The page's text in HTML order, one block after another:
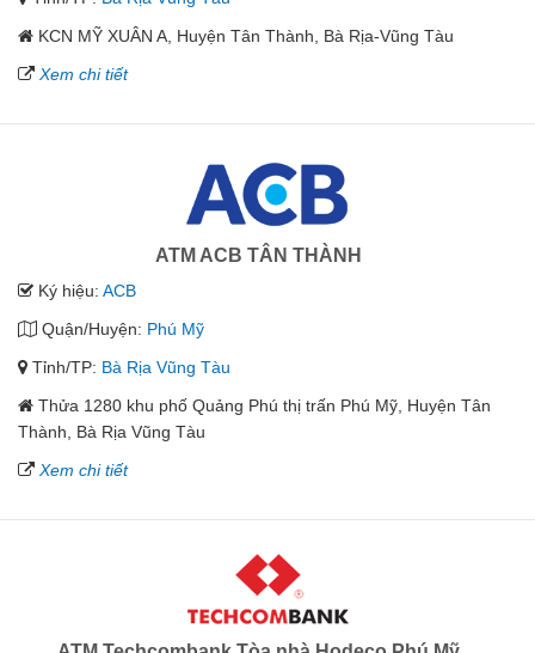
KCN MỸ XUÂN A, Huyện Tân Thành, Bà Rịa-Vũng Tàu
Xem chi tiết
ATM ACB TÂN THÀNH
Ký hiệu: ACB
Quận/Huyện: Phú Mỹ
Tỉnh/TP: Bà Rịa Vũng Tàu
Thửa 1280 khu phố Quảng Phú thị trấn Phú Mỹ, Huyện Tân
Thành, Bà Rịa Vũng Tàu
Xem chi tiết